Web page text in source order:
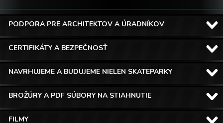
PODPORA PRE ARCHITEKTOV A ÚRADNÍKOV
CERTIFIKÁTY A BEZPEČNOSŤ
NAVRHUJEME A BUDUJEME NIELEN SKATEPARKY
BROŽÚRY A PDF SÚBORY NA STIAHNUTIE
FILMY